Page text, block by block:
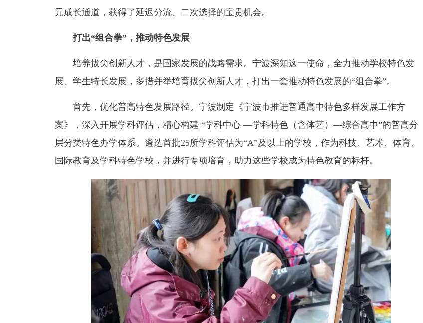
元成长通道，获得了延迟分流、二次选择的宝贵机会。
打出“组合拳”，推动特色发展
培养拔尖创新人才，是国家发展的战略需求。宁波深知这一使命，全力推动学校特色发
展、学生特长发展，多措并举培育拔尖创新人才，打出一套推动特色发展的“组合拳”。
首先，优化普高特色发展路径。宁波制定《宁波市推进普通高中特色多样发展工作方
案》，深入开展学科评估，精心构建 “学科中心 —学科特色（含体艺）—综合高中”的普高分
层分类特色办学体系。遴选首批25所学科评估为“A”及以上的学校，作为科技、艺术、体育、
国际教育及学科特色学校，并进行专项培育，助力这些学校成为特色教育的标杆。